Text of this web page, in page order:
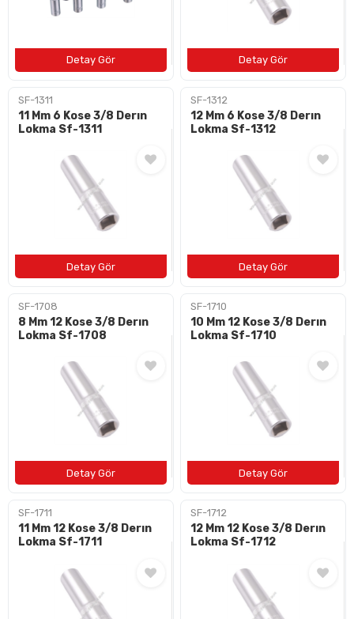
SF-1311
11 Mm 6 Kose 3/8 Derın
Lokma Sf-1311
SF-1312
12 Mm 6 Kose 3/8 Derın
Lokma Sf-1312
SF-1708
8 Mm 12 Kose 3/8 Derın
Lokma Sf-1708
SF-1710
10 Mm 12 Kose 3/8 Derın
Lokma Sf-1710
SF-1711
11 Mm 12 Kose 3/8 Derın
Lokma Sf-1711
SF-1712
12 Mm 12 Kose 3/8 Derın
Lokma Sf-1712